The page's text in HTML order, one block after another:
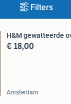
Filters
H&M gewatteerde
€ 18,00
Amsterdam